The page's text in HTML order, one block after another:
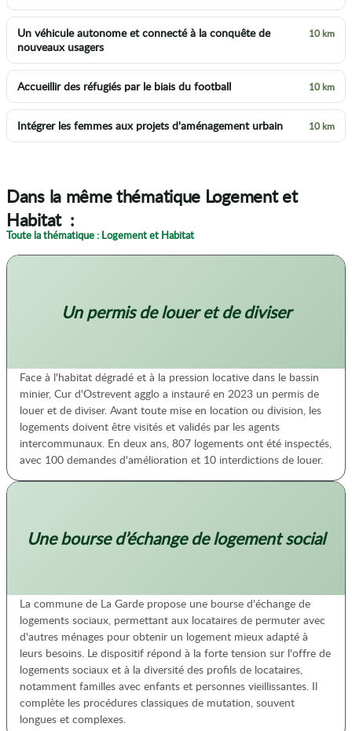
Un véhicule autonome et connecté à la conquête de
nouveaux usagers
10 km
Accueillir des réfugiés par le biais du football 10 km
Intégrer les femmes aux projets d'aménagement urbain 10 km
Dans la même thématique Logement et
Habitat :
Toute la thématique : Logement et Habitat
Un permis de louer et de diviser
Face à l'habitat dégradé et à la pression locative dans le bassin
minier, Cur d'Ostrevent agglo a instauré en 2023 un permis de
louer et de diviser. Avant toute mise en location ou division, les
logements doivent être visités et validés par les agents
intercommunaux. En deux ans, 807 logements ont été inspectés,
avec 100 demandes d'amélioration et 10 interdictions de louer.
Une bourse d’échange de logement social
La commune de La Garde propose une bourse d'échange de
logements sociaux, permettant aux locataires de permuter avec
d'autres ménages pour obtenir un logement mieux adapté à
leurs besoins. Le dispositif répond à la forte tension sur l'offre de
logements sociaux et à la diversité des profils de locataires,
notamment familles avec enfants et personnes vieillissantes. Il
complète les procédures classiques de mutation, souvent
longues et complexes.